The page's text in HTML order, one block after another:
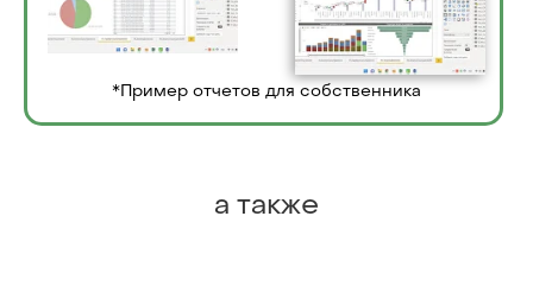
*Пример отчетов для собственника
а также